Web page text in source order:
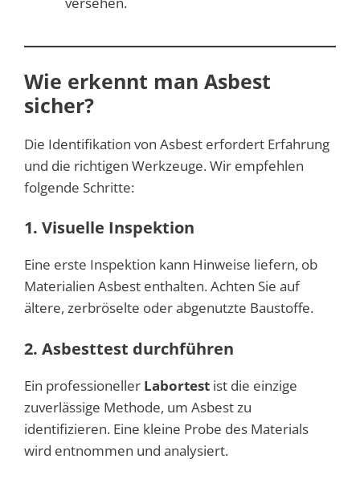
Wie erkennt man Asbest
sicher?
Die Identifikation von Asbest erfordert Erfahrung
und die richtigen Werkzeuge. Wir empfehlen
folgende Schritte:
1. Visuelle Inspektion
Eine erste Inspektion kann Hinweise liefern, ob
Materialien Asbest enthalten. Achten Sie auf
ältere, zerbröselte oder abgenutzte Baustoffe.
2. Asbesttest durchführen
Ein professioneller Labortest ist die einzige
zuverlässige Methode, um Asbest zu
identifizieren. Eine kleine Probe des Materials
wird entnommen und analysiert.